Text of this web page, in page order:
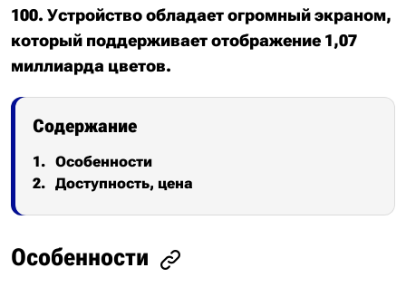
100. Устройство обладает огромный экраном,
который поддерживает отображение 1,07
миллиарда цветов.
Содержание
Особенности
Доступность, цена
Особенности